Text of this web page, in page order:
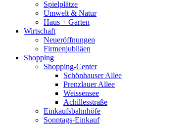
Spielplätze
Umwelt & Natur
Haus + Garten
Wirtschaft
Neueröffnungen
Firmenjubiläen
Shopping
Shopping-Center
Schönhauser Allee
Prenzlauer Allee
Weissensee
Achillesstraße
Einkaufsbahnhöfe
Sonntags-Einkauf